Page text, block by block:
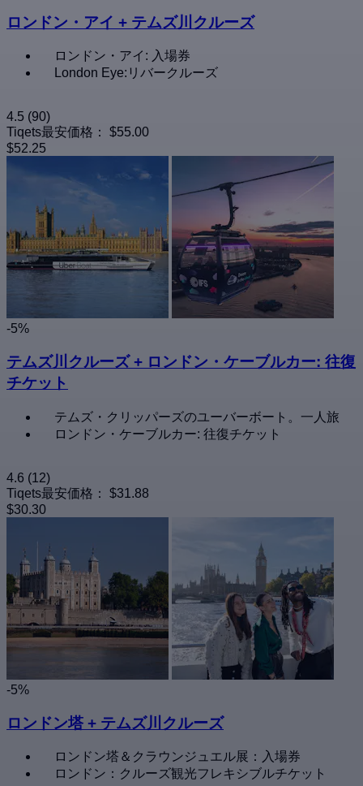
ロンドン・アイ + テムズ川クルーズ
ロンドン・アイ: 入場券
London Eye:リバークルーズ
4.5 (90)
Tiqets最安価格：
$55.00
$52.25
-5%
テムズ川クルーズ + ロンドン・ケーブルカー: 往復
チケット
テムズ・クリッパーズのユーバーボート。一人旅
ロンドン・ケーブルカー: 往復チケット
4.6 (12)
Tiqets最安価格：
$31.88
$30.30
-5%
ロンドン塔 + テムズ川クルーズ
ロンドン塔＆クラウンジュエル展：入場券
ロンドン：クルーズ観光フレキシブルチケット